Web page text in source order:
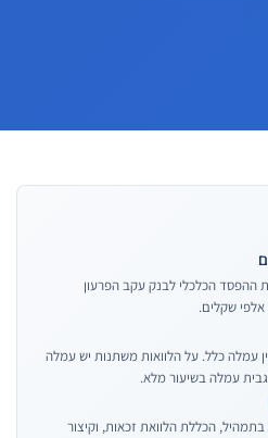
הכלכלי לבנק עקב הפרעון
אלפי שקלים.
עמלה כלל. על הלוואות משתנות יש עמלה
עמלה בשיעור מלא.
הכללת הלוואת זכאות, וקיצור